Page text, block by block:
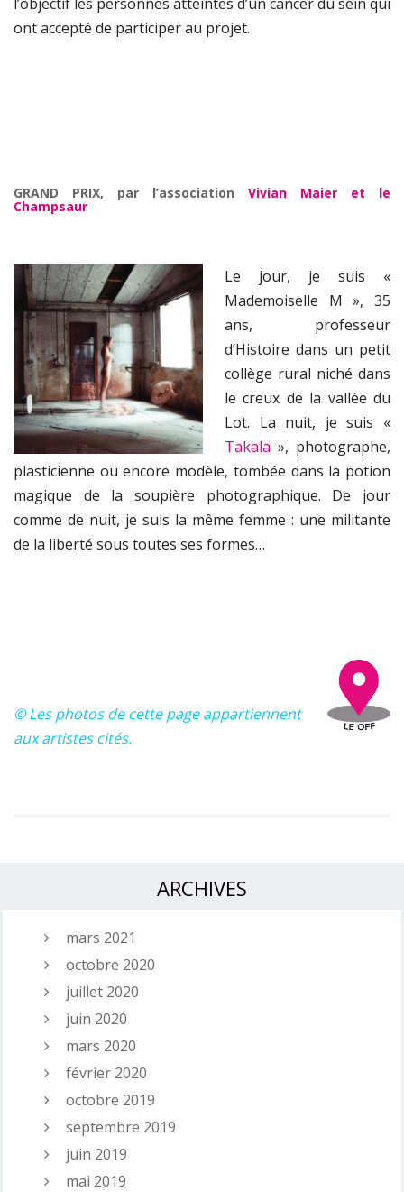
ont accepté de participer au projet.
GRAND PRIX, par l’association Vivian Maier et le
Champsaur
Le jour, je suis «
Mademoiselle M », 35
ans, professeur
d’Histoire dans un petit
collège rural niché dans
le creux de la vallée du
Lot. La nuit, je suis «
Takala », photographe,
plasticienne ou encore modèle, tombée dans la potion
magique de la soupière photographique. De jour
comme de nuit, je suis la même femme : une militante
de la liberté sous toutes ses formes…
© Les photos de cette page appartiennent
aux artistes cités.
ARCHIVES
mars 2021
octobre 2020
juillet 2020
juin 2020
mars 2020
février 2020
octobre 2019
septembre 2019
juin 2019
mai 2019